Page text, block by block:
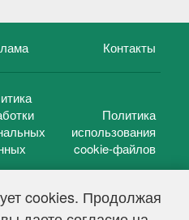
cookies. Продолжая
Контакты
Политика
использования
cookie-файлов